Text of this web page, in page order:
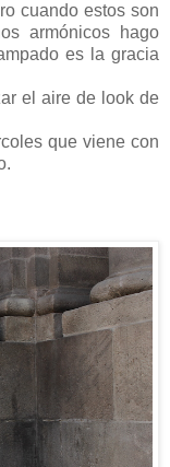
cuando estos son
armónicos hago
es la gracia
el aire de look de
que viene con